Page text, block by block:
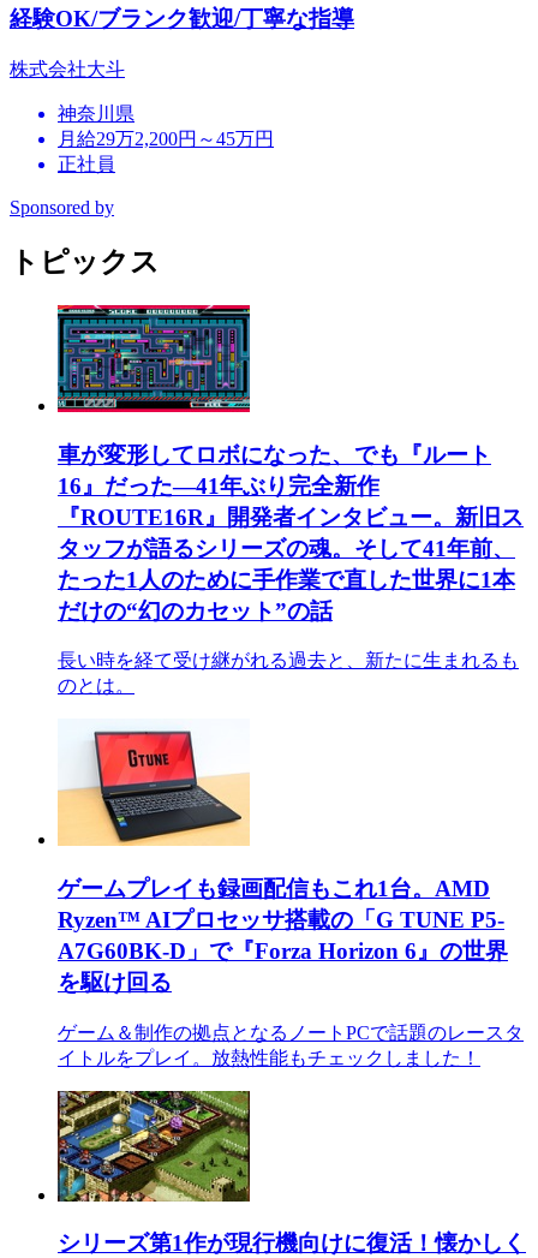
経験OK/ブランク歓迎/丁寧な指導
株式会社大斗
神奈川県
月給29万2,200円～45万円
正社員
Sponsored by
トピックス
車が変形してロボになった、でも『ルート
16』だった―41年ぶり完全新作
『ROUTE16R』開発者インタビュー。新旧ス
タッフが語るシリーズの魂。そして41年前、
たった1人のために手作業で直した世界に1本
だけの“幻のカセット”の話
長い時を経て受け継がれる過去と、新たに生まれるも
のとは。
ゲームプレイも録画配信もこれ1台。AMD
Ryzen™ AIプロセッサ搭載の「G TUNE P5-
A7G60BK-D」で『Forza Horizon 6』の世界
を駆け回る
ゲーム＆制作の拠点となるノートPCで話題のレースタ
イトルをプレイ。放熱性能もチェックしました！
シリーズ第1作が現行機向けに復活！懐かしく